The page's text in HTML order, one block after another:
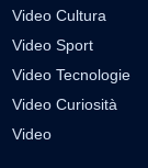
Video Cultura
Video Sport
Video Tecnologie
Video Curiosità
Video